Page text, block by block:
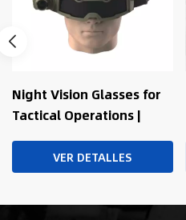
Prismáticos militares
CXXMZRR0716C 10x50
VER DETALLES